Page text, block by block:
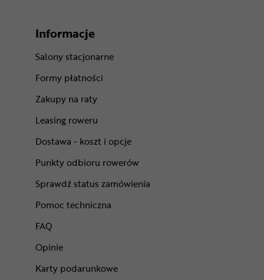
Informacje
Salony stacjonarne
Formy płatności
Zakupy na raty
Leasing roweru
Dostawa - koszt i opcje
Punkty odbioru rowerów
Sprawdź status zamówienia
Pomoc techniczna
FAQ
Opinie
Karty podarunkowe